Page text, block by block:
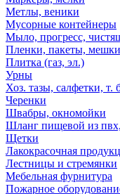
Метлы, веники
Мусорные контейнеры
Мыло, прогресс,
Пленки, пакеты,
Плитка (газ, эл.)
Урны
Хоз. тазы, салфетки, т.
Черенки
Швабры, окномойки
Шланг пищевой из
Щетки
Лакокрасочная
Лестницы и стремянки
Мебельная фурнитура
Пожарное